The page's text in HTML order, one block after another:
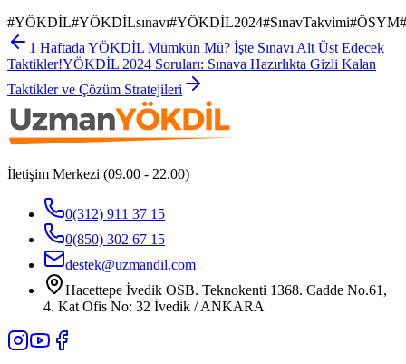
#YÖKDİL#YÖKDİLsınavı#YÖKDİL2024#SınavTakvimi#ÖSYM#
1 Haftada YÖKDİL Mümkün Mü? İşte Sınavı Alt Üst Edecek
Taktikler!YÖKDİL 2024 Soruları: Sınava Hazırlıkta Gizli Kalan
Taktikler ve Çözüm Stratejileri
İletişim Merkezi (09.00 - 22.00)
0(312) 911 37 15
0(850) 302 67 15
destek@uzmandil.com
Hacettepe İvedik OSB. Teknokenti 1368. Cadde No.61,
4. Kat Ofis No: 32 İvedik / ANKARA